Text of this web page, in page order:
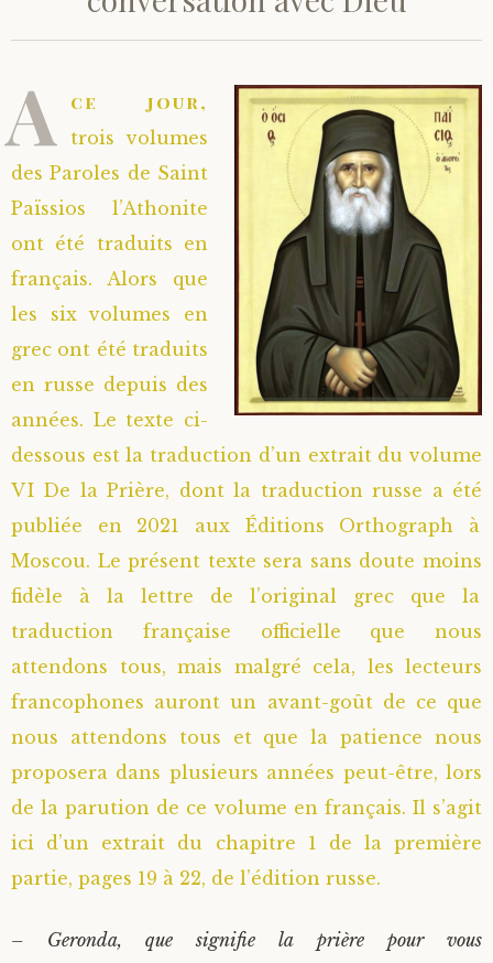
Saint Hilarion (Troïtski)
Saint Jean de Kronstadt
Saint Laurent de Tchernigov
Saint Nikon d’Optina
Saint Seraphim de Sarov
Saint Seraphim de Vyritsa
Saint Serge de Radonège
Saint Siméon (Jelnine)
Saint Sophrony l’Athonite
Sainte Xenia
Sainte Matrone de Moscou
Saint Spyridon
Métropolite Zénobe (Majouga)
Archimandrite Adrien (Kirsanov)
Archimandrite Alipi (Voronov)
Archimandrite Andronique (Loukach)
Archimandrite Athénogène (Agapov)
Higoumène Boris (Kramtsov)
Bienheureuses et Staritsas
Bienheureuse Lioubouchka
Bienheureuse Maria Ivanovna
Staritsa Marie Makovkine
Natalia de Vyritsa
Staritsa Anastasia
Geronda Grigorios de Dochiariou
Archimandrite Hippolyte (Khaline)
Archimandrite Lazare (Abachidzé)
Geronda Arsenios le Spiléote
Gerondissa Makrina (Vassopoulou)
Archimandrite Nathanaël (Pospelov)
Père Héliodore
Entretiens
Famille spirituelle
Portraits
A ce jour,
trois volumes
des Paroles de Saint
Païssios l’Athonite
ont été traduits en
français. Alors que
les six volumes en
grec ont été traduits
en russe depuis des
années. Le texte ci-
dessous est la traduction d’un extrait du volume
VI De la Prière, dont la traduction russe a été
publiée en 2021 aux Éditions Orthograph à
Moscou. Le présent texte sera sans doute moins
fidèle à la lettre de l’original grec que la
traduction française officielle que nous
attendons tous, mais malgré cela, les lecteurs
francophones auront un avant-goût de ce que
nous attendons tous et que la patience nous
proposera dans plusieurs années peut-être, lors
de la parution de ce volume en français. Il s’agit
ici d’un extrait du chapitre 1 de la première
partie, pages 19 à 22, de l’édition russe.
– Geronda, que signifie la prière pour vous